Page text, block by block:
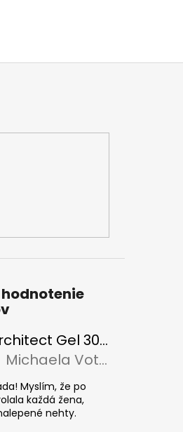
Architect Gel 30ml
produktu je 5 z 5
Michaela Votava
Myslím, že po
každá žena,
nehty.